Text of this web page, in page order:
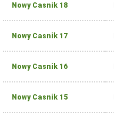
Nowy Casnik 18
Nowy Casnik 17
Nowy Casnik 16
Nowy Casnik 15